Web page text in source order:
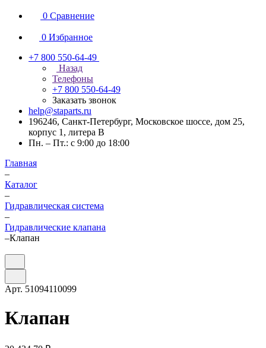
0 Сравнение
0 Избранное
+7 800 550-64-49
Назад
Телефоны
+7 800 550-64-49
Заказать звонок
help@staparts.ru
196246, Санкт-Петербург, Московское шоссе, дом 25,
корпус 1, литера В
Пн. – Пт.: с 9:00 до 18:00
Главная
–
Каталог
–
Гидравлическая система
–
Гидравлические клапана
–Клапан
Арт. 51094110099
Клапан